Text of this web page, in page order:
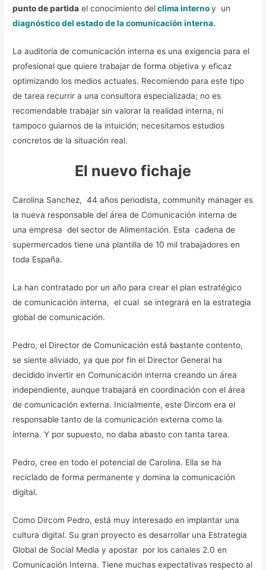
punto de partida el conocimiento delclima internoy un
diagnóstico del estado de la comunicación interna.
La auditoría de comunicación interna es una exigencia para el
profesional que quiere trabajar de forma objetiva y eficaz
optimizando los medios actuales. Recomiendo para este tipo
de tarea recurrir a una consultora especializada; no es
recomendable trabajar sin valorar la realidad interna, ni
tampoco guiarnos de la intuición; necesitamos estudios
concretos de la situación real.
El nuevo fichaje
Carolina Sanchez, 44 años periodista, community manager es
la nueva responsable del área de Comunicación interna de
una empresa del sector de Alimentación. Esta cadena de
supermercados tiene una plantilla de 10 mil trabajadores en
toda España.
La han contratado por un año para crear el plan estratégico
de comunicación interna, el cual se integrará en la estrategia
global de comunicación.
Pedro, el Director de Comunicación está bastante contento,
se siente aliviado, ya que por fin el Director General ha
decidido invertir en Comunicación interna creando un área
independiente, aunque trabajará en coordinación con el área
de comunicación externa. Inicialmente, este Dircom era el
responsable tanto de la comunicación externa como la
interna. Y por supuesto, no daba abasto con tanta tarea.
Pedro, cree en todo el potencial de Carolina. Ella se ha
reciclado de forma permanente y domina la comunicación
digital.
Como Dircom Pedro, está muy interesado en implantar una
cultura digital. Su gran proyecto es desarrollar una Estrategia
Global de Social Media y apostar por los canales 2.0 en
Comunicación Interna. Tiene muchas expectativas respecto al